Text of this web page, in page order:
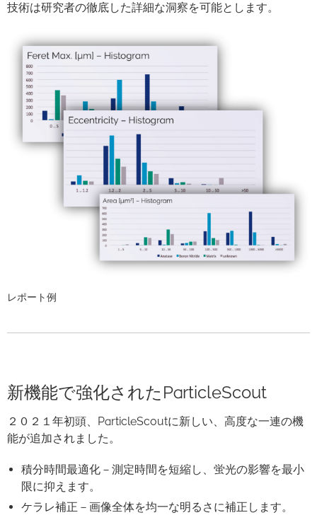
技術は研究者の徹底した詳細な洞察を可能とします。
レポート例
新機能で強化されたParticleScout
２０２１年初頭、ParticleScoutに新しい、高度な一連の機
能が追加されました。
積分時間最適化－測定時間を短縮し、蛍光の影響を最小
限に抑えます。
ケラレ補正－画像全体を均一な明るさに補正します。